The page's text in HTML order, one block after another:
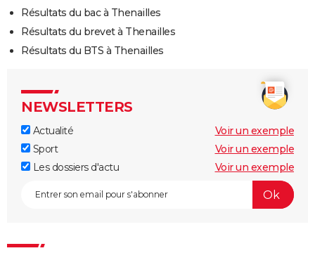
Résultats du bac à Thenailles
Résultats du brevet à Thenailles
Résultats du BTS à Thenailles
NEWSLETTERS
Actualité
Voir un exemple
Sport
Voir un exemple
Les dossiers d'actu
Voir un exemple